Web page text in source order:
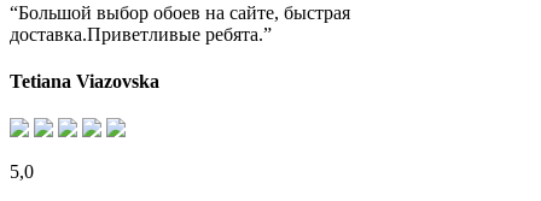
“Большой выбор обоев на сайте, быстрая
доставка.Приветливые ребята.”
Tetiana Viazovska
5,0